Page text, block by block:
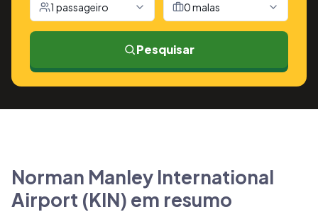
1 passageiro 0 malas
Pesquisar
Norman Manley International
Airport (KIN) em resumo